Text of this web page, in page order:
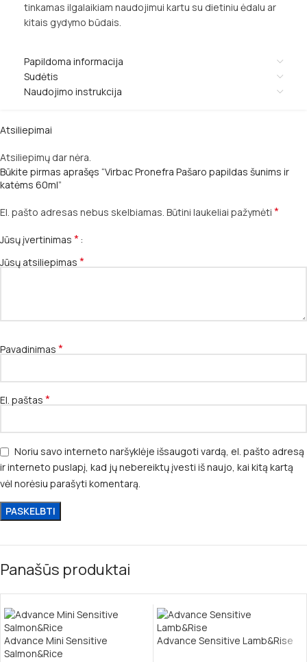
tinkamas ilgalaikiam naudojimui kartu su dietiniu ėdalu ar
kitais gydymo būdais.
Papildoma informacija
Sudėtis
Naudojimo instrukcija
Atsiliepimai
Atsiliepimų dar nėra.
Būkite pirmas aprašęs “Virbac Pronefra Pašaro papildas šunims ir
katėms 60ml”
El. pašto adresas nebus skelbiamas. Būtini laukeliai pažymėti *
Jūsų įvertinimas *
Jūsų atsiliepimas *
Pavadinimas *
El. paštas *
Noriu savo interneto naršyklėje išsaugoti vardą, el. pašto adresą
ir interneto puslapį, kad jų nebereiktų įvesti iš naujo, kai kitą kartą
vėl norėsiu parašyti komentarą.
Panašūs produktai
Advance Mini Sensitive
Salmon&Rice
Advance Sensitive Lamb&Rise